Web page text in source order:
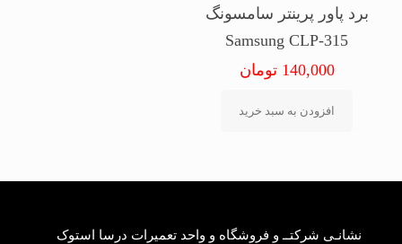
برد پاور پرینتر سامسونگ
Samsung CLP-315
140,000 تومان
افزودن به سبد خرید
نشانـی شرکتــ و فروشگاه و واحد تعمیرات درسا استوک